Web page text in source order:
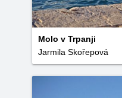
Molo v Trpanji
Jarmila Skořepová